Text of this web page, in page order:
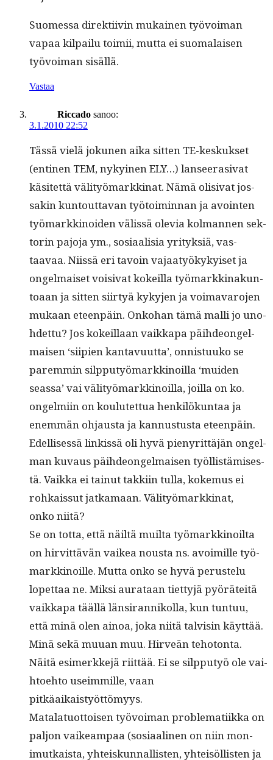
Suomes­sa direk­ti­ivin mukainen työvoiman
vapaa kil­pailu toimii, mut­ta ei suo­ma­laisen
työvoiman sisällä.
Vastaa
Riccado sanoo:
3.1.2010 22:52
Tässä vielä jokunen aika sit­ten TE-keskuk­set
(enti­nen TEM, nykyi­nen ELY…) lanseera­si­vat
käsitet­tä väl­i­työ­markki­nat. Nämä oli­si­vat jos­
sakin kuntout­ta­van työ­toimin­nan ja avoin­ten
työ­markki­noiden välis­sä ole­via kol­man­nen sek­
torin pajo­ja ym., sosi­aal­isia yri­tyk­siä, vas­
taavaa. Niis­sä eri tavoin vajaatyökykyiset ja
ongel­maiset voisi­vat kokeil­la työ­markki­nakun­
toaan ja sit­ten siir­tyä kyky­jen ja voimavaro­jen
mukaan eteen­päin. Onko­han tämä malli jo uno­
hdet­tu? Jos kokeil­laan vaikka­pa päi­hdeon­gel­
maisen ‘siip­i­en kan­tavu­ut­ta’, onnis­tuuko se
parem­min silp­putyö­markki­noil­la ‘muiden
seassa’ vai väl­i­työ­markki­noil­la, joil­la on ko.
ongelmi­in on koulutet­tua henkilökun­taa ja
enem­män ohjaus­ta ja kan­nus­tus­ta eteen­päin.
Edel­lisessä linkissä oli hyvä pienyrit­täjän ongel­
man kuvaus päi­hdeon­gel­maisen työl­listämis­es­
tä. Vaik­ka ei tain­ut takki­in tul­la, koke­mus ei
rohkaissut jatka­maan. Väl­i­työ­markki­nat,
onko niitä?
Se on tot­ta, että näiltä muil­ta työ­markki­noil­ta
on hirvit­tävän vaikea nous­ta ns. avoimille työ­
markki­noille. Mut­ta onko se hyvä perustelu
lopet­taa ne. Mik­si aurataan tiet­tyjä pyöräteitä
vaikka­pa tääl­lä län­sir­an­nikol­la, kun tun­tuu,
että minä olen ain­oa, joka niitä talvisin käyt­tää.
Minä sekä muuan muu. Hirveän teho­ton­ta.
Näitä esimerkke­jä riit­tää. Ei se silp­putyö ole vai­
h­toe­hto useim­mille, vaan
pitkäaikaistyöttömyys.
Mata­latuot­toisen työvoiman prob­lemati­ik­ka on
paljon vaikeam­paa (sosi­aa­li­nen on niin mon­
imutkaista, yhteiskun­nal­lis­ten, yhteisöl­lis­ten ja